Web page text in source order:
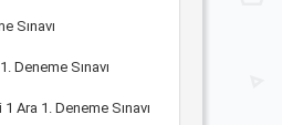
Sınavı
Deneme Sınavı
Ara 1. Deneme Sınavı